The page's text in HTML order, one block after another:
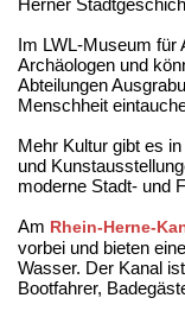
Herner
Im LWL-Museum für
Archäologen und
Abteilungen
Menschheit
Mehr Kultur gibt es
und
moderne Stadt- und
Am Rhein-Herne-
vorbei und bieten
Wasser. Der Kanal
Bootfahrer,